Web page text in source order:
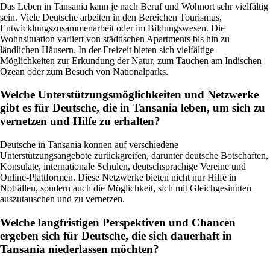
Das Leben in Tansania kann je nach Beruf und Wohnort sehr vielfältig
sein. Viele Deutsche arbeiten in den Bereichen Tourismus,
Entwicklungszusammenarbeit oder im Bildungswesen. Die
Wohnsituation variiert von städtischen Apartments bis hin zu
ländlichen Häusern. In der Freizeit bieten sich vielfältige
Möglichkeiten zur Erkundung der Natur, zum Tauchen am Indischen
Ozean oder zum Besuch von Nationalparks.
Welche Unterstützungsmöglichkeiten und Netzwerke
gibt es für Deutsche, die in Tansania leben, um sich zu
vernetzen und Hilfe zu erhalten?
Deutsche in Tansania können auf verschiedene
Unterstützungsangebote zurückgreifen, darunter deutsche Botschaften,
Konsulate, internationale Schulen, deutschsprachige Vereine und
Online-Plattformen. Diese Netzwerke bieten nicht nur Hilfe in
Notfällen, sondern auch die Möglichkeit, sich mit Gleichgesinnten
auszutauschen und zu vernetzen.
Welche langfristigen Perspektiven und Chancen
ergeben sich für Deutsche, die sich dauerhaft in
Tansania niederlassen möchten?